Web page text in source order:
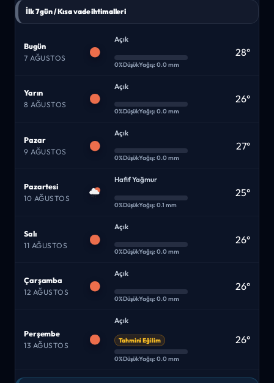
İlk 7 gün / Kısa vade ihtimalleri
Bugün
7 AĞUSTOS
Açık
0%DüşükYağış: 0.0 mm
28°
Yarın
8 AĞUSTOS
Açık
0%DüşükYağış: 0.0 mm
26°
Pazar
9 AĞUSTOS
Açık
0%DüşükYağış: 0.0 mm
27°
Pazartesi
10 AĞUSTOS
Hafif Yağmur
0%DüşükYağış: 0.1 mm
25°
Salı
11 AĞUSTOS
Açık
0%DüşükYağış: 0.0 mm
26°
Çarşamba
12 AĞUSTOS
Açık
0%DüşükYağış: 0.0 mm
26°
Perşembe
13 AĞUSTOS
Açık
Tahmini Eğilim
0%DüşükYağış: 0.0 mm
26°